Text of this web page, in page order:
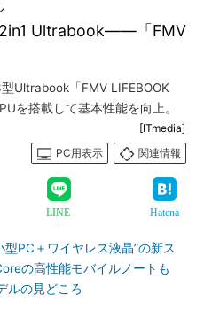
Ultrabook――「FMV
Ultrabook「FMV LIFEBOOK
を搭載して基本性能を向上。
[ITmedia]
PC用表示
関連情報
LINE Hatena
型PC＋ワイヤレス液晶”の新ス
の高性能モバイルノートも
の見どころ